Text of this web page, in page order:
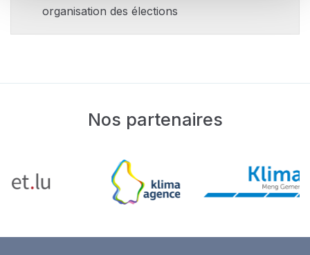
organisation des élections
Nos partenaires